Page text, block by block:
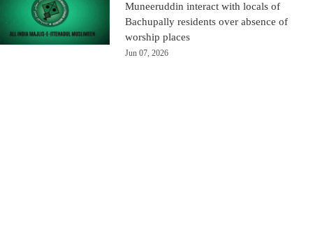
Muneeruddin interact with locals of
Bachupally residents over absence of
worship places
Jun 07, 2026